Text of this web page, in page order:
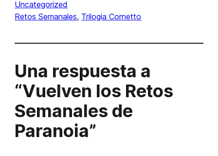
Uncategorized
Retos Semanales, Trilogia Cornetto
Una respuesta a
“Vuelven los Retos
Semanales de
Paranoia”